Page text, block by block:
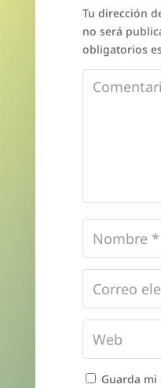
Tu dirección
no será
obligatorios
Guarda